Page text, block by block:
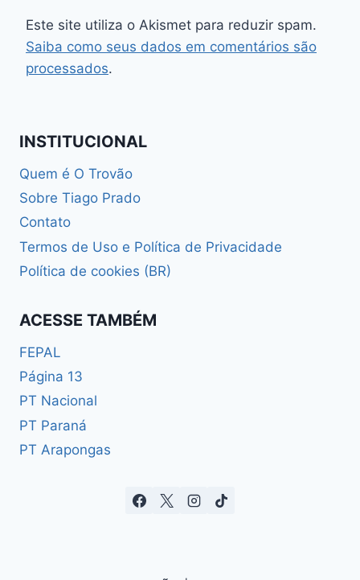
Este site utiliza o Akismet para reduzir spam.
Saiba como seus dados em comentários são
processados.
INSTITUCIONAL
Quem é O Trovão
Sobre Tiago Prado
Contato
Termos de Uso e Política de Privacidade
Política de cookies (BR)
ACESSE TAMBÉM
FEPAL
Página 13
PT Nacional
PT Paraná
PT Arapongas